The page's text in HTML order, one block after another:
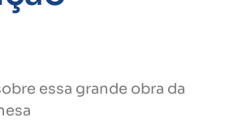
essa grande obra da